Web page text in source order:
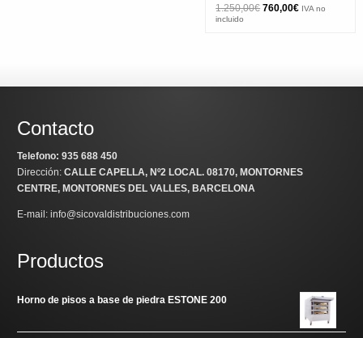
1.250,00€ El
precio
760,00€ElIVA no
incluido
Contacto
Telefono: 935 688 450
Dirección:CALLE CAPELLA, Nº2 LOCAL. 08170, MONTORNES
CENTRE, MONTORNES DEL VALLES, BARCELONA
E-mail: info@sicovaldistribuciones.com
Productos
Horno de pisos a base de piedra ESTONE 200